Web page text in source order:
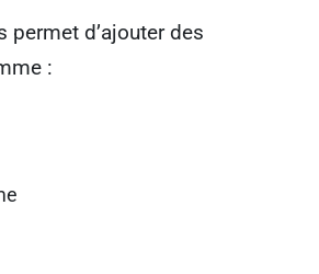
permet d’ajouter des
: